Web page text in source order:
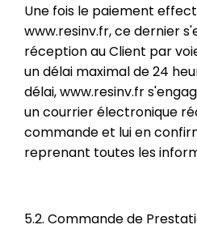
Une fois le paiement
www.resinv.fr, ce dernier
réception au Client par
un délai maximal de 24
délai, www.resinv.fr
un courrier électronique
commande et lui en
reprenant toutes les
5.2. Commande de